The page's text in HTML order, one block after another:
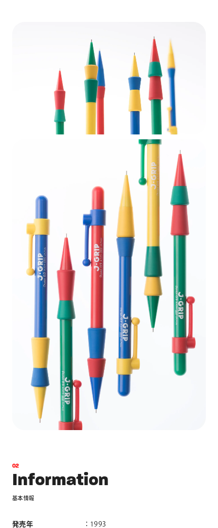
02
Information
基本情報
発売年
1993